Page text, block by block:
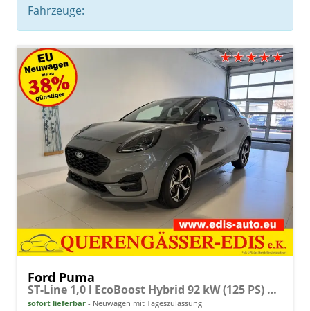
Fahrzeuge:
Ford Puma
ST-Line 1,0 l EcoBoost Hybrid 92 kW (125 PS) Winter-Paket, Komfort-Paket, Lenkradheizung, Sitzheizung, Klimaautomatik, Radio, DAB, Android Auto, Apple CarPlay, Bluetooth, Navigationssystem, Elektrische Heckklappe, 17 Zoll Leichtmetallfelgen, uvm.
sofort lieferbar Neuwagen mit Tageszulassung